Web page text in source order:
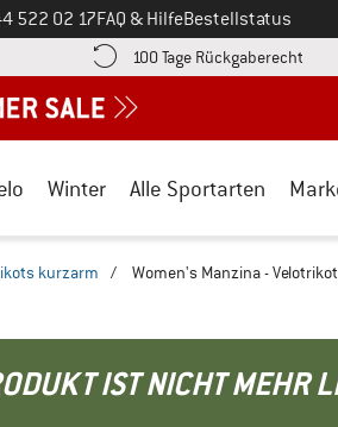
uns an unter
522 02 17FAQ & HilfeBestellstatus
hier! Öffnet sich in einer Infobox
100 Tage Rückgaberecht
Winter Alle Sportarten
kurzarm / Women's Manzina - Velotrikot
IST NICHT MEHR